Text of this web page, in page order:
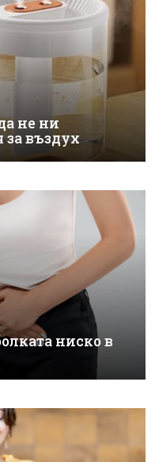
не ни
за въздух
ниско в